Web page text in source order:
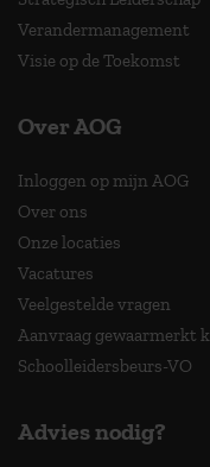
Verandermanagement
Visie op de Toekomst
Over AOG
Inloggen op mijn AOG
Over ons
Onze locaties
Vacatures
Veelgestelde vragen
Aanvraag gewaarmerkt
Schoolleidersbeurs-VO
Advies nodig?